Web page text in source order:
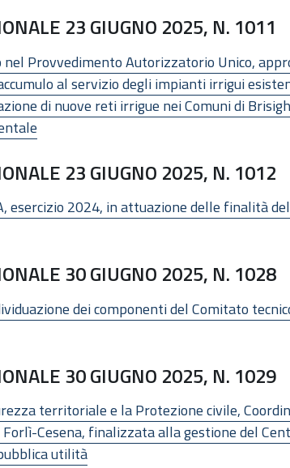
23 GIUGNO 2025, N. 1011
Provvedimento Autorizzatorio Unico,
al servizio degli impianti irrigui
di nuove reti irrigue nei Comuni di
23 GIUGNO 2025, N. 1012
esercizio 2024, in attuazione delle finalità
30 GIUGNO 2025, N. 1028
dei componenti del Comitato
30 GIUGNO 2025, N. 1029
territoriale e la Protezione civile,
Cesena, finalizzata alla gestione del
utilità